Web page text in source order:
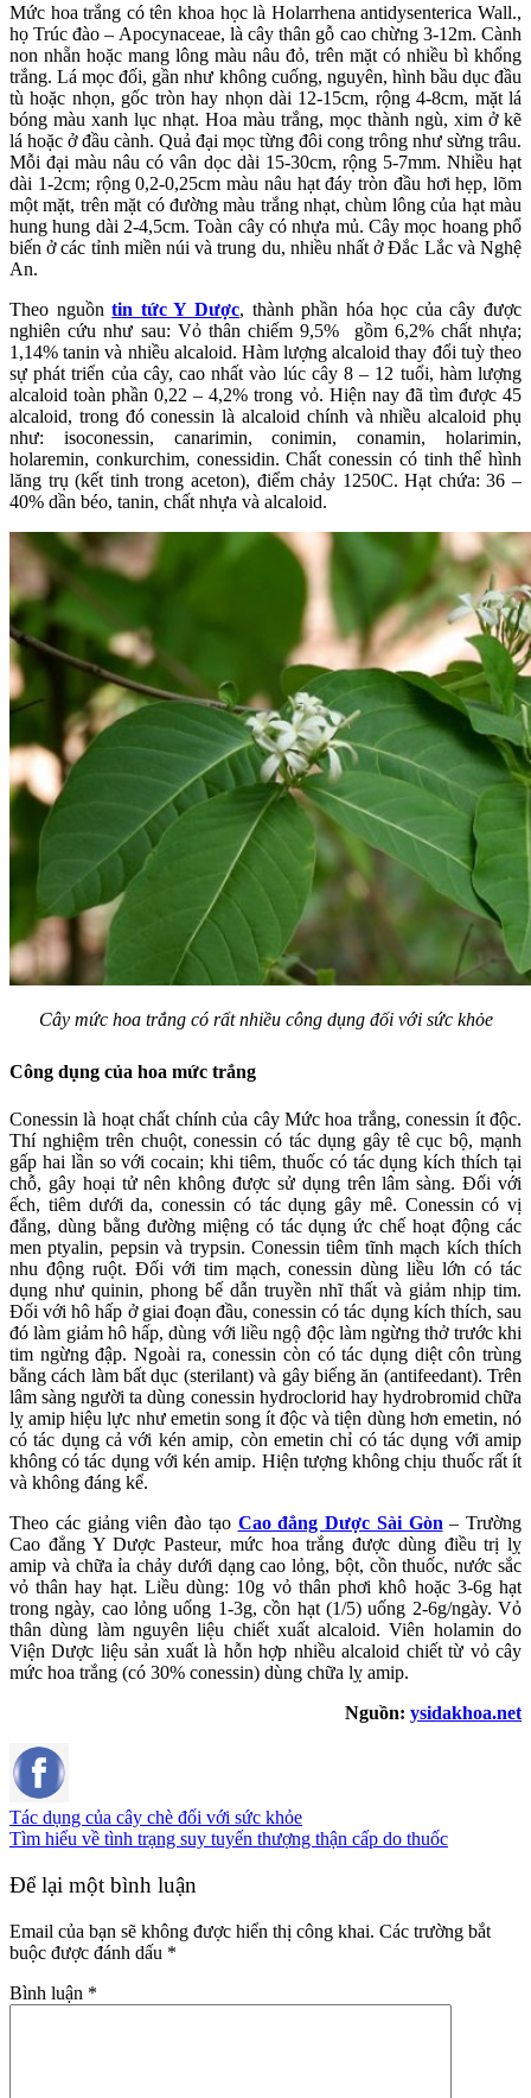
Mức hoa trắng có tên khoa học là Holarrhena antidysenterica Wall.,
họ Trúc đào – Apocynaceae, là cây thân gỗ cao chừng 3-12m. Cành
non nhẵn hoặc mang lông màu nâu đỏ, trên mặt có nhiều bì khổng
trắng. Lá mọc đối, gần như không cuống, nguyên, hình bầu dục đầu
tù hoặc nhọn, gốc tròn hay nhọn dài 12-15cm, rộng 4-8cm, mặt lá
bóng màu xanh lục nhạt. Hoa màu trắng, mọc thành ngù, xim ở kẽ
lá hoặc ở đầu cành. Quả đại mọc từng đôi cong trông như sừng trâu.
Mỗi đại màu nâu có vân dọc dài 15-30cm, rộng 5-7mm. Nhiều hạt
dài 1-2cm; rộng 0,2-0,25cm màu nâu hạt đáy tròn đầu hơi hẹp, lõm
một mặt, trên mặt có đường màu trắng nhạt, chùm lông của hạt màu
hung hung dài 2-4,5cm. Toàn cây có nhựa mủ. Cây mọc hoang phổ
biến ở các tỉnh miền núi và trung du, nhiều nhất ở Đắc Lắc và Nghệ
An.
Theo nguồntin tức Y Dược, thành phần hóa học của cây được
nghiên cứu như sau: Vỏ thân chiếm 9,5% gồm 6,2% chất nhựa;
1,14% tanin và nhiều alcaloid. Hàm lượng alcaloid thay đổi tuỳ theo
sự phát triển của cây, cao nhất vào lúc cây 8 – 12 tuổi, hàm lượng
alcaloid toàn phần 0,22 – 4,2% trong vỏ. Hiện nay đã tìm được 45
alcaloid, trong đó conessin là alcaloid chính và nhiều alcaloid phụ
như: isoconessin, canarimin, conimin, conamin, holarimin,
holaremin, conkurchim, conessidin. Chất conessin có tinh thể hình
lăng trụ (kết tinh trong aceton), điểm chảy 1250C. Hạt chứa: 36 –
40% dần béo, tanin, chất nhựa và alcaloid.
Cây mức hoa trắng có rất nhiều công dụng đối với sức khỏe
Công dụng của hoa mức trắng
Conessin là hoạt chất chính của cây Mức hoa trắng, conessin ít độc.
Thí nghiệm trên chuột, conessin có tác dụng gây tê cục bộ, mạnh
gấp hai lần so với cocain; khi tiêm, thuốc có tác dụng kích thích tại
chỗ, gây hoại tử nên không được sử dụng trên lâm sàng. Đối với
ếch, tiêm dưới da, conessin có tác dụng gây mê. Conessin có vị
đắng, dùng bằng đường miệng có tác dụng ức chế hoạt động các
men ptyalin, pepsin và trypsin. Conessin tiêm tĩnh mạch kích thích
nhu động ruột. Đối với tim mạch, conessin dùng liều lớn có tác
dụng như quinin, phong bế dẫn truyền nhĩ thất và giảm nhịp tim.
Đối với hô hấp ở giai đoạn đầu, conessin có tác dụng kích thích, sau
đó làm giảm hô hấp, dùng với liều ngộ độc làm ngừng thở trước khi
tim ngừng đập. Ngoài ra, conessin còn có tác dụng diệt côn trùng
bằng cách làm bất dục (sterilant) và gây biếng ăn (antifeedant). Trên
lâm sàng người ta dùng conessin hydroclorid hay hydrobromid chữa
lỵ amip hiệu lực như emetin song ít độc và tiện dùng hơn emetin, nó
có tác dụng cả với kén amip, còn emetin chỉ có tác dụng với amip
không có tác dụng với kén amip. Hiện tượng không chịu thuốc rất ít
và không đáng kể.
Theo các giảng viên đào tạo Cao đẳng Dược Sài Gòn – Trường
Cao đẳng Y Dược Pasteur, mức hoa trắng được dùng điều trị lỵ
amip và chữa ỉa chảy dưới dạng cao lỏng, bột, cồn thuốc, nước sắc
vỏ thân hay hạt. Liều dùng: 10g vỏ thân phơi khô hoặc 3-6g hạt
trong ngày, cao lỏng uống 1-3g, cồn hạt (1/5) uống 2-6g/ngày. Vỏ
thân dùng làm nguyên liệu chiết xuất alcaloid. Viên holamin do
Viện Dược liệu sản xuất là hỗn hợp nhiều alcaloid chiết từ vỏ cây
mức hoa trắng (có 30% conessin) dùng chữa lỵ amip.
Nguồn: ysidakhoa.net
Tác dụng của cây chè đối với sức khỏe
Tìm hiểu về tình trạng suy tuyến thượng thận cấp do thuốc
Để lại một bình luận
Email của bạn sẽ không được hiển thị công khai. Các trường bắt
buộc được đánh dấu *
Bình luận *